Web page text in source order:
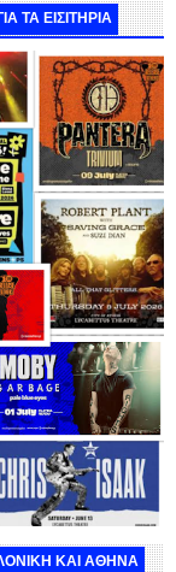
ΤΑ ΕΙΣΙΤΗΡΙΑ
ΚΑΙ ΑΘΗΝΑ